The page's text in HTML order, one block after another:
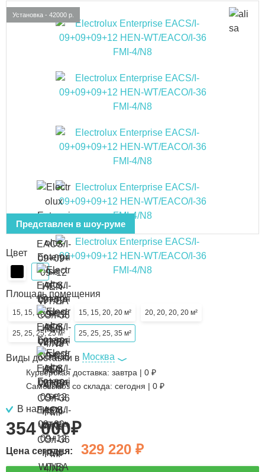
Установка - 42000 р.
Представлен в шоу-руме
Цвет
Площадь помещения
15, 15, 15, 30 м² 15, 15, 20, 20 м² 20, 20, 20, 20 м²
25, 25, 25, 25 м² 25, 25, 25, 35 м²
Виды доставки в Москва
Курьерская доставка: завтра | 0 ₽
Самовывоз со склада: сегодня | 0 ₽
В наличии
354 000₽
Цена сегодня: 329 220 ₽